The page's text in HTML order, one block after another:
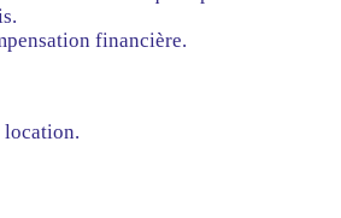
financière.
location.